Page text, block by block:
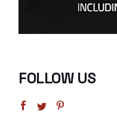
FOLLOW US